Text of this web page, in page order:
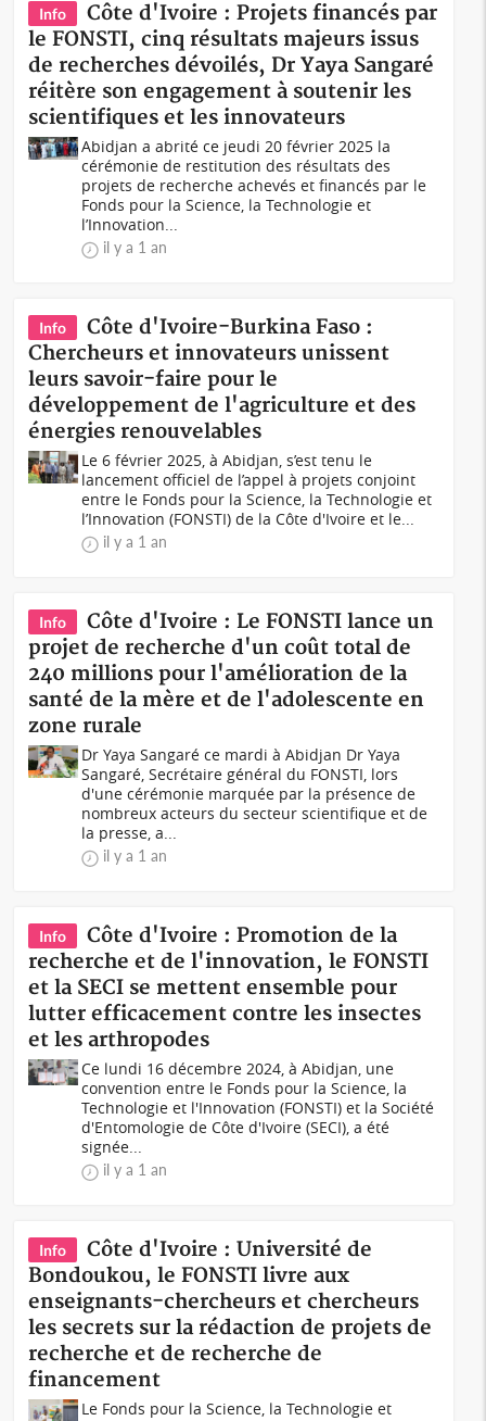
Info
Côte d'Ivoire : Projets financés par
le FONSTI, cinq résultats majeurs issus
de recherches dévoilés, Dr Yaya Sangaré
réitère son engagement à soutenir les
scientifiques et les innovateurs
Abidjan a abrité ce jeudi 20 février 2025 la
cérémonie de restitution des résultats des
projets de recherche achevés et financés par le
Fonds pour la Science, la Technologie et
l’Innovation...
il y a 1 an
Info
Côte d'Ivoire-Burkina Faso :
Chercheurs et innovateurs unissent
leurs savoir-faire pour le
développement de l'agriculture et des
énergies renouvelables
Le 6 février 2025, à Abidjan, s’est tenu le
lancement officiel de l’appel à projets conjoint
entre le Fonds pour la Science, la Technologie et
l’Innovation (FONSTI) de la Côte d'Ivoire et le...
il y a 1 an
Info
Côte d'Ivoire : Le FONSTI lance un
projet de recherche d'un coût total de
240 millions pour l'amélioration de la
santé de la mère et de l'adolescente en
zone rurale
Dr Yaya Sangaré ce mardi à Abidjan Dr Yaya
Sangaré, Secrétaire général du FONSTI, lors
d'une cérémonie marquée par la présence de
nombreux acteurs du secteur scientifique et de
la presse, a...
il y a 1 an
Info
Côte d'Ivoire : Promotion de la
recherche et de l'innovation, le FONSTI
et la SECI se mettent ensemble pour
lutter efficacement contre les insectes
et les arthropodes
Ce lundi 16 décembre 2024, à Abidjan, une
convention entre le Fonds pour la Science, la
Technologie et l'Innovation (FONSTI) et la Société
d'Entomologie de Côte d'Ivoire (SECI), a été
signée...
il y a 1 an
Info
Côte d'Ivoire : Université de
Bondoukou, le FONSTI livre aux
enseignants-chercheurs et chercheurs
les secrets sur la rédaction de projets de
recherche et de recherche de
financement
Le Fonds pour la Science, la Technologie et